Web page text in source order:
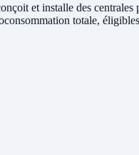
et installe des centrales
totale,